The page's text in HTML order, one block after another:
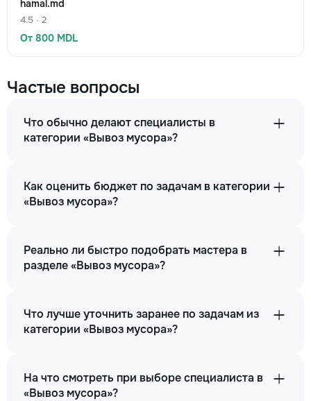
hamal.md
4.5 · 2
От 800 MDL
Частые вопросы
Что обычно делают специалисты в
категории «Вывоз мусора»?
Как оценить бюджет по задачам в категории
«Вывоз мусора»?
Реально ли быстро подобрать мастера в
разделе «Вывоз мусора»?
Что лучше уточнить заранее по задачам из
категории «Вывоз мусора»?
На что смотреть при выборе специалиста в
«Вывоз мусора»?